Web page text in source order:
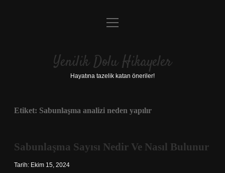
Anasayfa
Yasal Uyarı
menüyü
Yenilik Dolu Hikayeler
Hayatına tazelik katan öneriler!
Etiket: Sabunlaşma analizi neden yapılır
Sabunlaşma Sayısı Nedir Ve Nasıl Bulunur
Tarih: Ekim 15, 2024